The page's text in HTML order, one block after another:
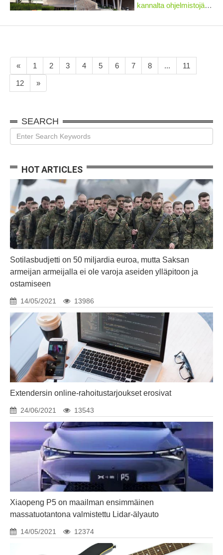
kannalta ohjelmistojätti
tulisi olla tutkanäytöillä.
hyvin, kun yhtiö
panostaa...
« 1 2 3 4 5 6 7 8 ... 11
12 »
SEARCH
HOT ARTICLES
Sotilasbudjetti on 50 miljardia euroa, mutta Saksan
armeijan armeijalla ei ole varoja aseiden ylläpitoon ja
ostamiseen
14/05/2021 13986
Extendersin online-rahoitustarjoukset erosivat
24/06/2021 13543
Xiaopeng P5 on maailman ensimmäinen
massatuotantona valmistettu Lidar-älyauto
14/05/2021 12374